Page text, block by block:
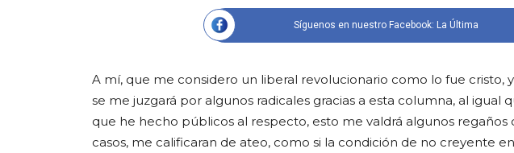
Síguenos en nuestro Facebook: La Última
A mí, que me considero un liberal revolucionario como lo fue cristo,
se me juzgará por algunos radicales gracias a esta columna, al igual
que he hecho públicos al respecto, esto me valdrá algunos regaños
casos, me calificaran de ateo, como si la condición de no creyente